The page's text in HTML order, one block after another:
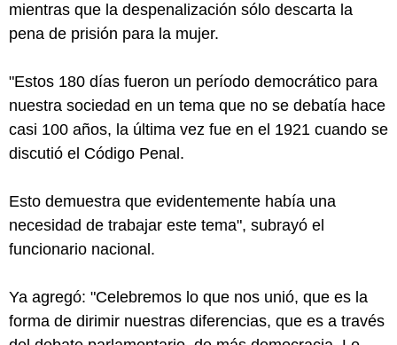
mientras que la despenalización sólo descarta la
pena de prisión para la mujer.
"Estos 180 días fueron un período democrático para
nuestra sociedad en un tema que no se debatía hace
casi 100 años, la última vez fue en el 1921 cuando se
discutió el Código Penal.
Esto demuestra que evidentemente había una
necesidad de trabajar este tema", subrayó el
funcionario nacional.
Ya agregó: "Celebremos lo que nos unió, que es la
forma de dirimir nuestras diferencias, que es a través